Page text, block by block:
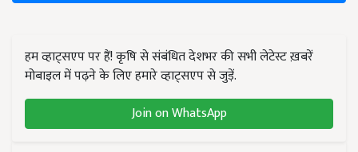
हम व्हाट्सएप पर हैं! कृषि से संबंधित देशभर की सभी लेटेस्ट ख़बरें
मोबाइल में पढ़ने के लिए हमारे व्हाट्सएप से जुड़ें.
Join on WhatsApp